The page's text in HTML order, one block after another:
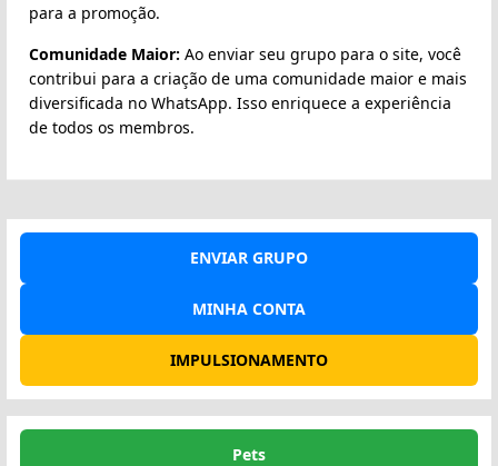
para a promoção.
Comunidade Maior: Ao enviar seu grupo para o site, você
contribui para a criação de uma comunidade maior e mais
diversificada no WhatsApp. Isso enriquece a experiência
de todos os membros.
ENVIAR GRUPO
MINHA CONTA
IMPULSIONAMENTO
Pets